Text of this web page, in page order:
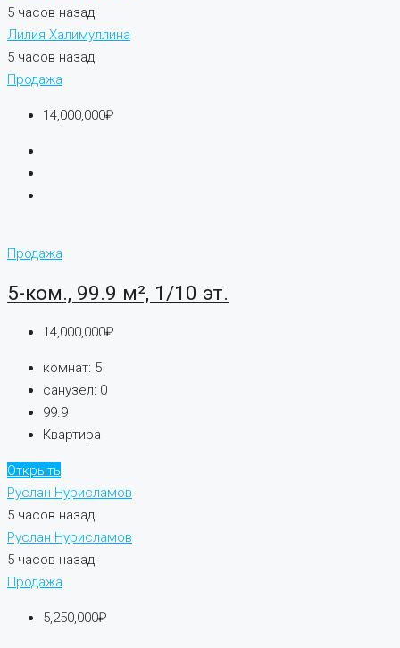
5 часов назад
Лилия Халимуллина
5 часов назад
Продажа
14,000,000₽
Продажа
5-ком., 99.9 м², 1/10 эт.
14,000,000₽
комнат: 5
санузел: 0
99.9
Квартира
Открыть
Руслан Нурисламов
5 часов назад
Руслан Нурисламов
5 часов назад
Продажа
5,250,000₽